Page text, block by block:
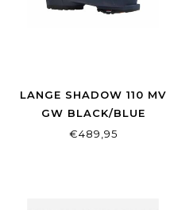
LANGE SHADOW 110 MV
GW BLACK/BLUE
€489,95